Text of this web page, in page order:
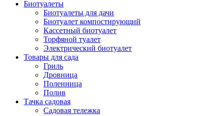
Биотуалеты
Биотуалеты для дачи
Биотуалет компостирующий
Кассетный биотуалет
Торфяной туалет
Электрический биотуалет
Товары для сада
Гриль
Дровница
Поленница
Полив
Тачка садовая
Садовая тележка